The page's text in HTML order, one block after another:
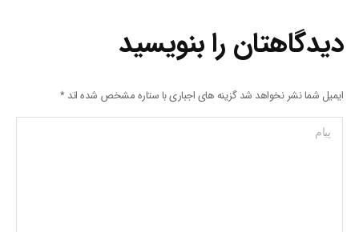
دیدگاهتان را بنویسید
ایمیل شما نشر نخواهد شد گزینه های اجباری با ستاره مشخص شده اند*
پیام